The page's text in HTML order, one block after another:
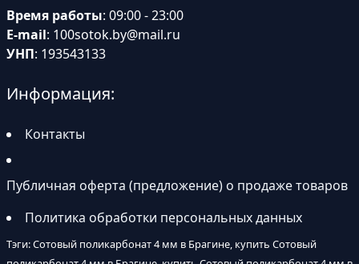
Время работы: 09:00 - 23:00
E-mail: 100sotok.by@mail.ru
УНП: 193543133
Информация:
Контакты
Публичная оферта (предложение) о продаже товаров
Политика обработки персональных данных
Тэги: Сотовый поликарбонат 4 мм в Брагине, купить Сотовый